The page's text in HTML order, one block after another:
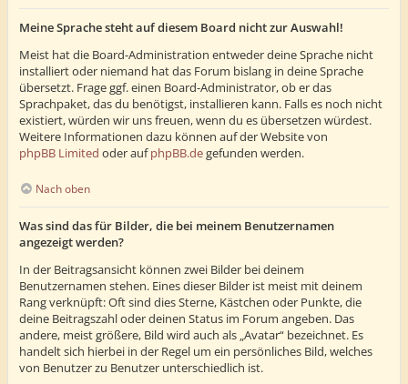
Meine Sprache steht auf diesem Board nicht zur Auswahl!
Meist hat die Board-Administration entweder deine Sprache nicht
installiert oder niemand hat das Forum bislang in deine Sprache
übersetzt. Frage ggf. einen Board-Administrator, ob er das
Sprachpaket, das du benötigst, installieren kann. Falls es noch nicht
existiert, würden wir uns freuen, wenn du es übersetzen würdest.
Weitere Informationen dazu können auf der Website von
phpBB Limited oder aufphpBB.degefunden werden.
Nach oben
Was sind das für Bilder, die bei meinem Benutzernamen
angezeigt werden?
In der Beitragsansicht können zwei Bilder bei deinem
Benutzernamen stehen. Eines dieser Bilder ist meist mit deinem
Rang verknüpft: Oft sind dies Sterne, Kästchen oder Punkte, die
deine Beitragszahl oder deinen Status im Forum angeben. Das
andere, meist größere, Bild wird auch als „Avatar“ bezeichnet. Es
handelt sich hierbei in der Regel um ein persönliches Bild, welches
von Benutzer zu Benutzer unterschiedlich ist.